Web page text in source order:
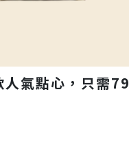
氣點心，只需79